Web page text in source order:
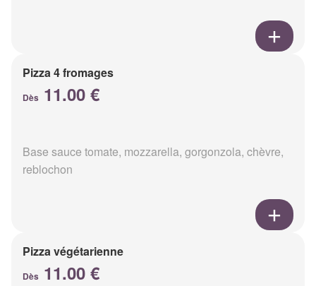
Pizza 4 fromages
Dès 11.00 €
Base sauce tomate, mozzarella, gorgonzola, chèvre,
reblochon
Pizza végétarienne
Dès 11.00 €